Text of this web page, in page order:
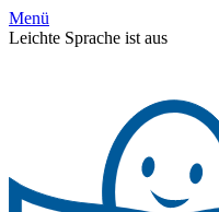
Menü
Leichte Sprache ist aus